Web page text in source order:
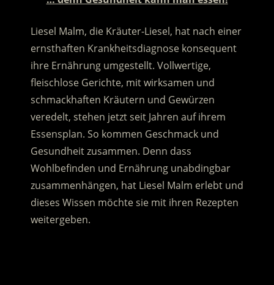
Liesel Malm, die Kräuter-Liesel, hat nach einer
ernsthaften Krankheitsdiagnose konsequent
ihre Ernährung umgestellt. Vollwertige,
fleischlose Gerichte, mit wirksamen und
schmackhaften Kräutern und Gewürzen
veredelt, stehen jetzt seit Jahren auf ihrem
Essensplan. So kommen Geschmack und
Gesundheit zusammen. Denn dass
Wohlbefinden und Ernährung unabdingbar
zusammenhängen, hat Liesel Malm erlebt und
dieses Wissen möchte sie mit ihren Rezepten
weitergeben.